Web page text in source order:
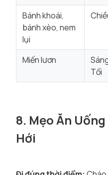
Bánh khoái,
bánh xèo, nem
lụi
Miến lươn
Tối
8. Mẹo Ăn
Hới